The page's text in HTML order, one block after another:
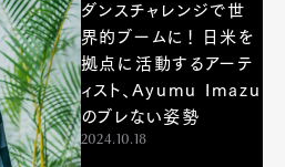
ダンスチャレンジで世
界的ブームに！ 日米を
拠点に活動するアーテ
ィスト、Ayumu Imazu
のブレない姿勢
2024.10.18